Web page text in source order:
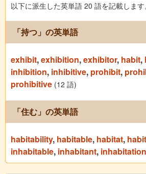
以下に派生した英単語 20 語を記載します
「持つ」の英単語
exhibit,exhibition,exhibitor, habit,
inhibition, inhibitive, prohibit,
prohibitive (12 語)
「住む」の英単語
habitability, habitable, habitat,
inhabitable, inhabitant, inhabitation